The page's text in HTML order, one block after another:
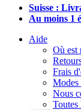
Suisse :
Au moins 1
Aide
Où est
Frais
Modes
Nous
Toutes